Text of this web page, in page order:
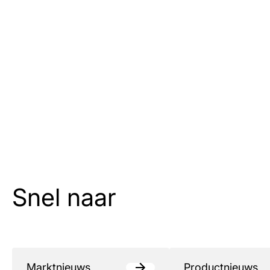
Snel naar
Marktnieuws Productnieuws